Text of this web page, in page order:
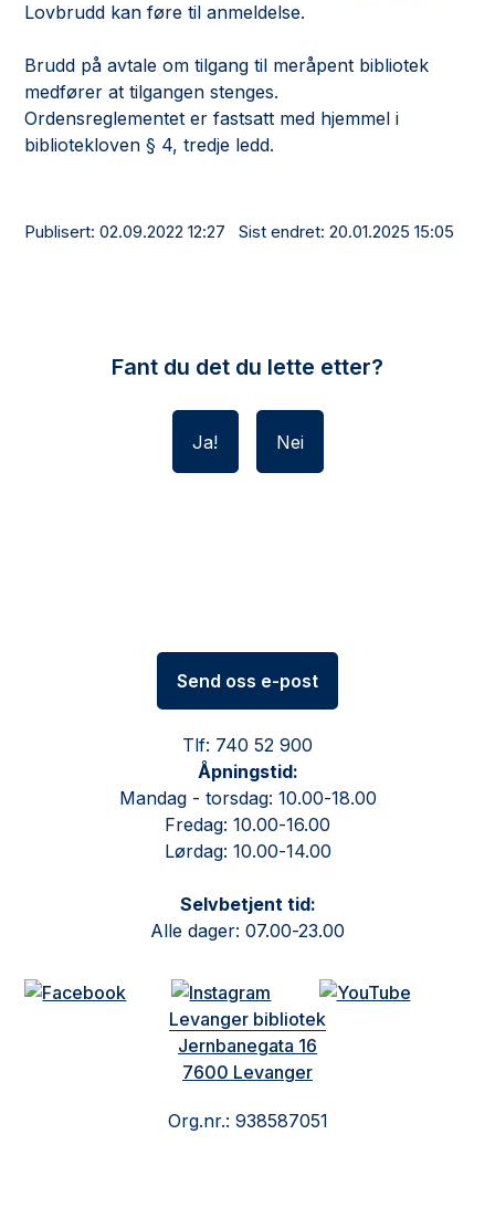
Lovbrudd kan føre til anmeldelse.
Brudd på avtale om tilgang til meråpent bibliotek
medfører at tilgangen stenges.
Ordensreglementet er fastsatt med hjemmel i
bibliotekloven § 4, tredje ledd.
Publisert 02.09.2022 12:27 Sist endret 20.01.2025 15:05
Fant du det du lette etter?
Ja Nei
Send oss e-post
Tlf: 740 52 900
Åpningstid:
Mandag - torsdag: 10.00-18.00
Fredag: 10.00-16.00
Lørdag: 10.00-14.00
Selvbetjent tid:
Alle dager: 07.00-23.00
Levanger bibliotek
Jernbanegata 16
7600 Levanger
Org.nr.: 938587051